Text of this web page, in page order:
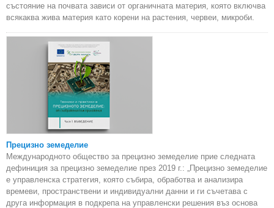
състояние на почвата зависи от органичната материя, която включва
всякаква жива материя като корени на растения, червеи, микроби.
Прецизно земеделие
Международното общество за прецизно земеделие прие следната
дефиниция за прецизно земеделие през 2019 г.: „Прецизно земеделие
е управленска стратегия, която събира, обработва и анализира
времеви, пространствени и индивидуални данни и ги съчетава с
друга информация в подкрепа на управленски решения въз основа